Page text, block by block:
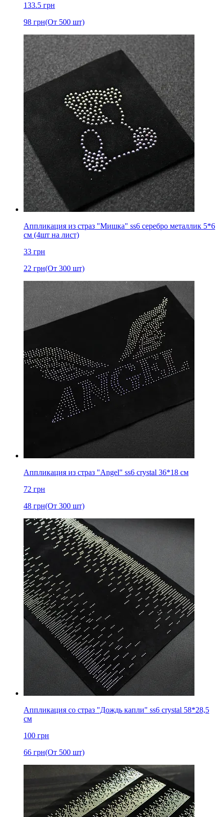
133.5 грн
98 грн(От 500 шт)
Аппликация из страз "Мишка" ss6 серебро металлик 5*6
см (4шт на лист)
33 грн
22 грн(От 300 шт)
Аппликация из страз "Angel" ss6 crystal 36*18 см
72 грн
48 грн(От 300 шт)
Аппликация со страз "Дождь капли" ss6 crystal 58*28,5
см
100 грн
66 грн(От 500 шт)